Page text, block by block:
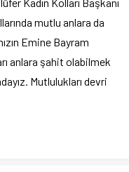
mutlu anlara da
Emine Bayram
anlara şahit olabilmek
Mutlulukları devri